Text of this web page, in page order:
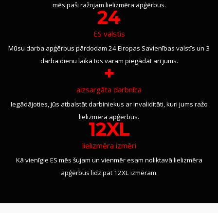
mēs paši ražojam lielizmēra apģērbus.
24
ES valstis
Mūsu darba apģērbus pārdodam 24 Eiropas Savienības valstīs un 3
darba dienu laikā tos varam piegādāt arī jums.
+
aizsargāta darbnīca
Iegādājoties, jūs atbalstāt darbiniekus ar invaliditāti, kuri jums ražo
lielizmēra apģērbus.
12XL
lielizmēra izmēri
Kā vienīgie ES mēs šujam un vienmēr esam noliktavā lielizmēra
apģērbus līdz pat 12XL izmēram.